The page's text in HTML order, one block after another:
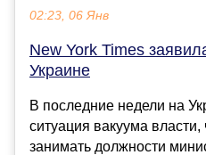
02:23, 06 Янв
New York Times
Украине
В последние недели на
ситуация вакуума власти,
занимать должности